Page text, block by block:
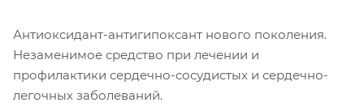
Антиоксидант-антигипоксант нового поколения.
Незаменимое средство при лечении и
профилактики сердечно-сосудистых и сердечно-
легочных заболеваний.